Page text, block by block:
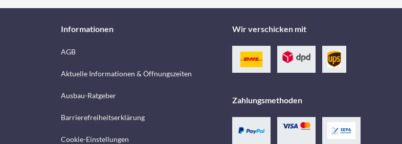
Informationen
AGB
Aktuelle Informationen & Öffnungszeiten
Ausbau-Ratgeber
Barrierefreiheitserklärung
Cookie-Einstellungen
Wir verschicken mit
Zahlungsmethoden